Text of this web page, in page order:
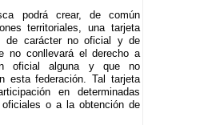
podrá crear, de común
territoriales, una tarjeta
de carácter no oficial y de
no conllevará el derecho a
oficial alguna y que no
esta federación. Tal tarjeta
en determinadas
o a la obtención de